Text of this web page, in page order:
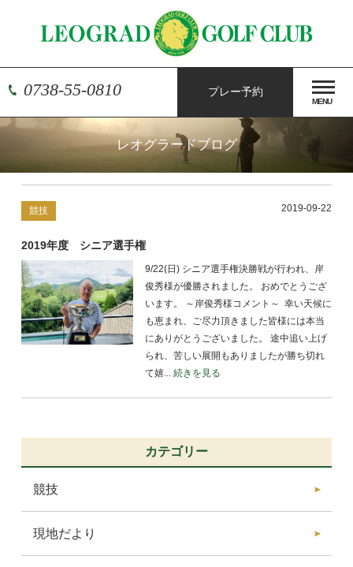
0738-55-0810 プレー予約
MENU
レオグラードブログ
競技 2019-09-22
2019年度 シニア選手権
9/22(日) シニア選手権決勝戦が行われ、岸
俊秀様が優勝されました。 おめでとうござ
います。 ～岸俊秀様コメント～ 幸い天候に
も恵まれ、ご尽力頂きました皆様には本当
にありがとうございました。 途中追い上げ
られ、苦しい展開もありましたが勝ち切れ
て嬉... 続きを見る
カテゴリー
競技
現地だより